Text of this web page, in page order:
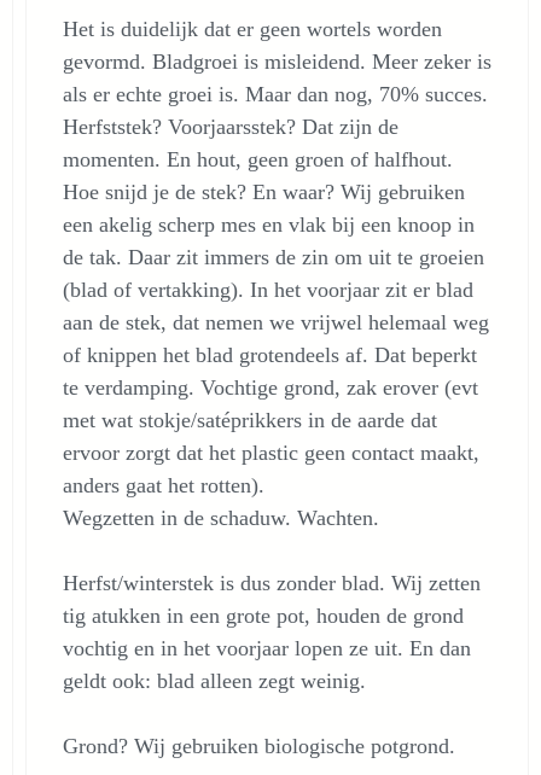
Het is duidelijk dat er geen wortels worden
gevormd. Bladgroei is misleidend. Meer zeker is
als er echte groei is. Maar dan nog, 70% succes.
Herfststek? Voorjaarsstek? Dat zijn de
momenten. En hout, geen groen of halfhout.
Hoe snijd je de stek? En waar? Wij gebruiken
een akelig scherp mes en vlak bij een knoop in
de tak. Daar zit immers de zin om uit te groeien
(blad of vertakking). In het voorjaar zit er blad
aan de stek, dat nemen we vrijwel helemaal weg
of knippen het blad grotendeels af. Dat beperkt
te verdamping. Vochtige grond, zak erover (evt
met wat stokje/satéprikkers in de aarde dat
ervoor zorgt dat het plastic geen contact maakt,
anders gaat het rotten).
Wegzetten in de schaduw. Wachten.
Herfst/winterstek is dus zonder blad. Wij zetten
tig atukken in een grote pot, houden de grond
vochtig en in het voorjaar lopen ze uit. En dan
geldt ook: blad alleen zegt weinig.
Grond? Wij gebruiken biologische potgrond.